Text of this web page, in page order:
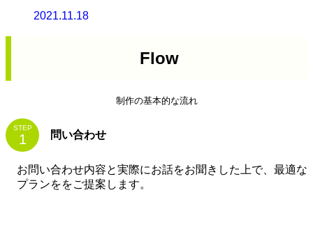
2021.11.18
Flow
制作の基本的な流れ
STEP
問い合わせ
お問い合わせ内容と実際にお話をお聞きした上で、最適な
プランををご提案します。